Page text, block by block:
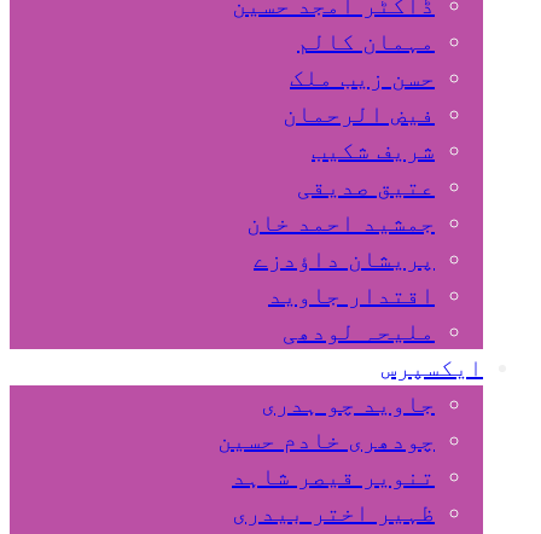
مہمان کالم
حسن زیب ملک
فیض الرحمان
شریف شکیب
عتیق صدیقی
جمشید احمد خان
پریشان داﺅدزے
اقتدار جاوید
ملیحہ لودھی
ایکسپرس
جاوید چو ہدری
چودھری خادم حسین
تنویر قیصر شاہد
ظہیر اختر بیدری